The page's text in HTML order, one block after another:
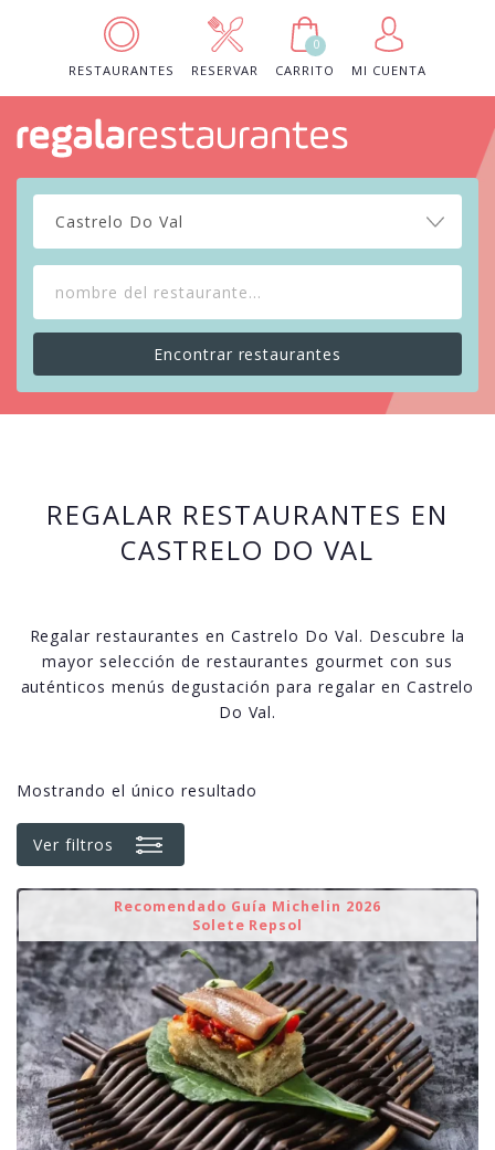
RESTAURANTES RESERVAR
0
CARRITO
MI CUENTA
Castrelo Do Val
REGALAR RESTAURANTES EN
CASTRELO DO VAL
Regalar restaurantes en Castrelo Do Val. Descubre la
mayor selección de restaurantes gourmet con sus
auténticos menús degustación para regalar en Castrelo
Do Val.
Mostrando el único resultado
Ver filtros
Recomendado Guía Michelin 2026
Solete Repsol